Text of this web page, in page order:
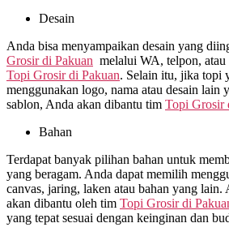
Desain
Anda bisa menyampaikan desain yang
Grosir di Pakuan melalui WA, telpon,
Topi Grosir di Pakuan. Selain itu, jika topi
menggunakan logo, nama atau desain lain
sablon, Anda akan dibantu tim Topi Grosir
Bahan
Terdapat banyak pilihan bahan untuk
yang beragam. Anda dapat memilih
canvas, jaring, laken atau bahan yang
akan dibantu oleh tim Topi Grosir di
yang tepat sesuai dengan keinginan dan